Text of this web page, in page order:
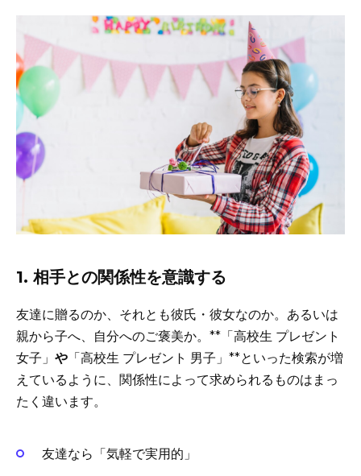
1. 相手との関係性を意識する
友達に贈るのか、それとも彼氏・彼女なのか。あるいは
親から子へ、自分へのご褒美か。**「高校生 プレゼント
女子」 や 「高校生 プレゼント 男子」**といった検索が増
えているように、関係性によって求められるものはまっ
たく違います。
友達なら「気軽で実用的」